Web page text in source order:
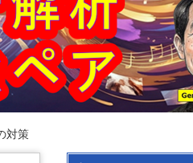
対策